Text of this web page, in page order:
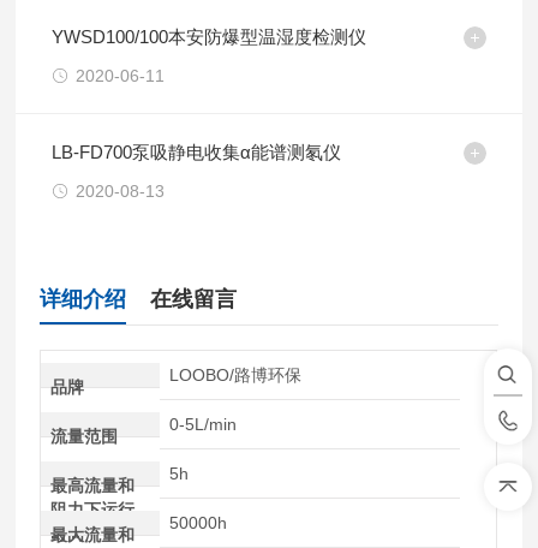
YWSD100/100本安防爆型温湿度检测仪
2020-06-11
LB-FD700泵吸静电收集α能谱测氡仪
2020-08-13
详细介绍 在线留言
品牌
LOOBO/路博环保
流量范围
0-5L/min
最高流量和
阻力下运行
时间
5h
最大流量和
50000h